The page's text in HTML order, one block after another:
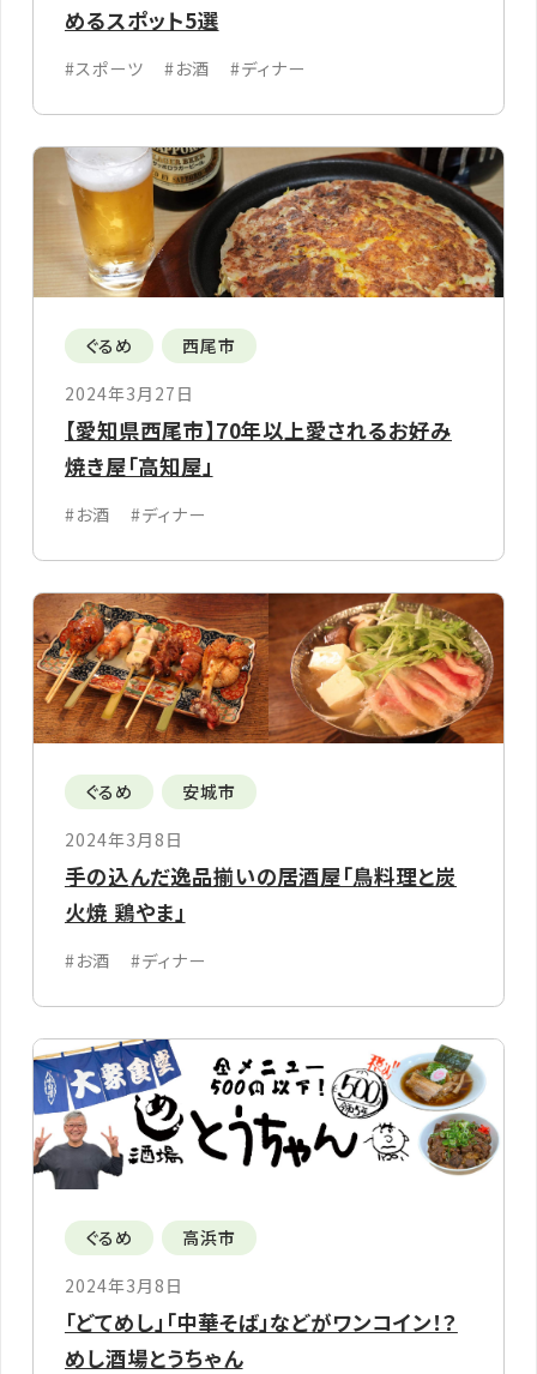
めるスポット5選
#スポーツ #お酒 #ディナー
ぐるめ
西尾市
2024年3月27日
【愛知県西尾市】70年以上愛されるお好み
焼き屋「高知屋」
#お酒 #ディナー
ぐるめ
安城市
2024年3月8日
手の込んだ逸品揃いの居酒屋「鳥料理と炭
火焼 鶏やま」
#お酒 #ディナー
ぐるめ
高浜市
2024年3月8日
「どてめし」「中華そば」などがワンコイン！？
めし酒場とうちゃん